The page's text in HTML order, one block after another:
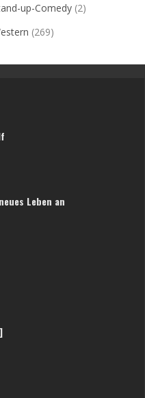
up-Comedy (2)
(269)
Leben an